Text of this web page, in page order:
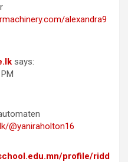
alexandra9
says:
@yaniraholton16
profile/ridd